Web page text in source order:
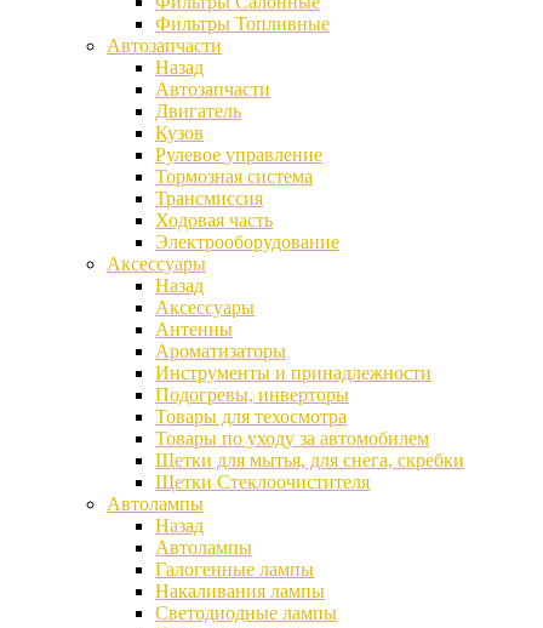
Фильтры Топливные
Автозапчасти
Назад
Автозапчасти
Двигатель
Кузов
Рулевое управление
Тормозная система
Трансмиссия
Ходовая часть
Электрооборудование
Аксессуары
Назад
Аксессуары
Антенны
Ароматизаторы
Инструменты и принадлежности
Подогревы, инверторы
Товары для техосмотра
Товары по уходу за автомобилем
Щетки для мытья, для снега, скребки
Щетки Стеклоочистителя
Автолампы
Назад
Автолампы
Галогенные лампы
Накаливания лампы
Светодиодные лампы